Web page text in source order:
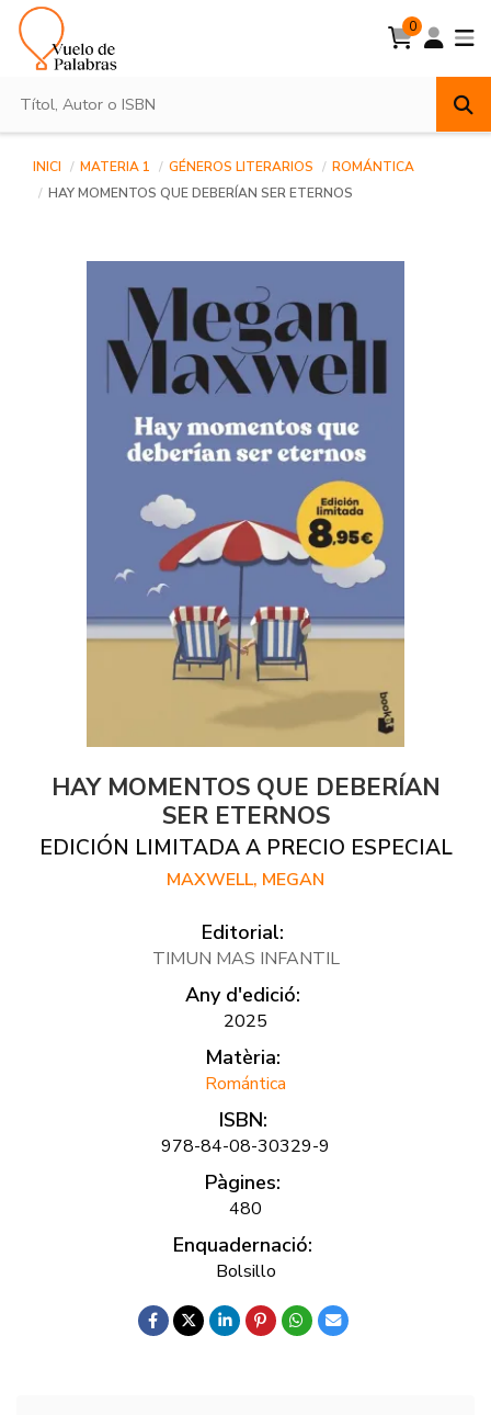
0
INICI MATERIA 1 GÉNEROS LITERARIOS
ROMÁNTICA
HAY MOMENTOS QUE DEBERÍAN SER ETERNOS
HAY MOMENTOS QUE DEBERÍAN
SER ETERNOS
EDICIÓN LIMITADA A PRECIO ESPECIAL
MAXWELL, MEGAN
Editorial:
TIMUN MAS INFANTIL
Any d'edició:
2025
Matèria:
Romántica
ISBN:
978-84-08-30329-9
Pàgines:
480
Enquadernació:
Bolsillo